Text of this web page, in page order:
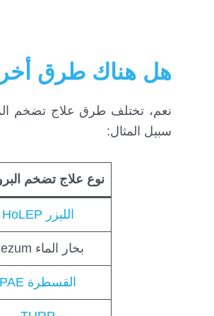
هل هناك طرق
نعم، تختلف طرق علاج تضخم
سبيل المثال:
نوع علاج تضخم
الليزر HoLEP
بخار الماء Rezum
القسطرة PAE